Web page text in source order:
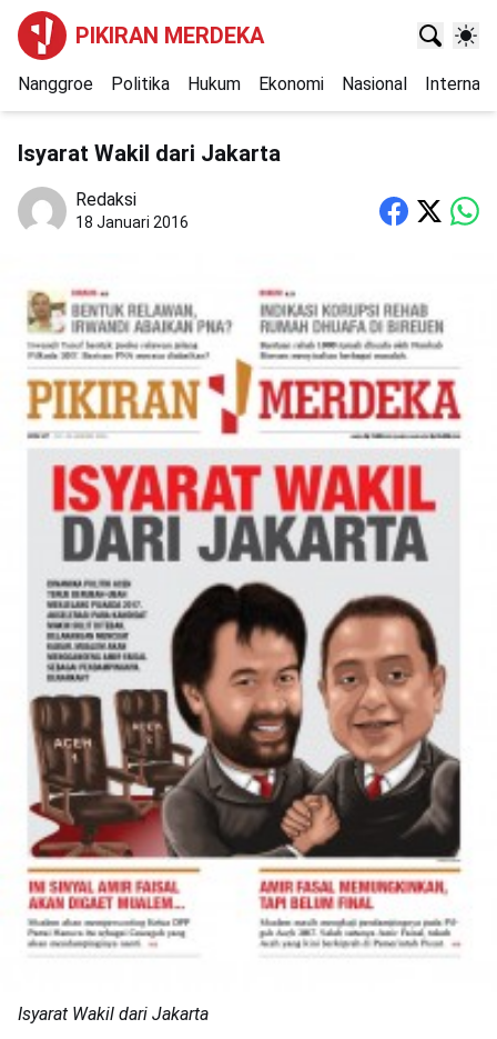
PIKIRAN MERDEKA
Nanggroe Politika Hukum Ekonomi Nasional
Isyarat Wakil dari Jakarta
Redaksi
18 Januari 2016
Isyarat Wakil dari Jakarta